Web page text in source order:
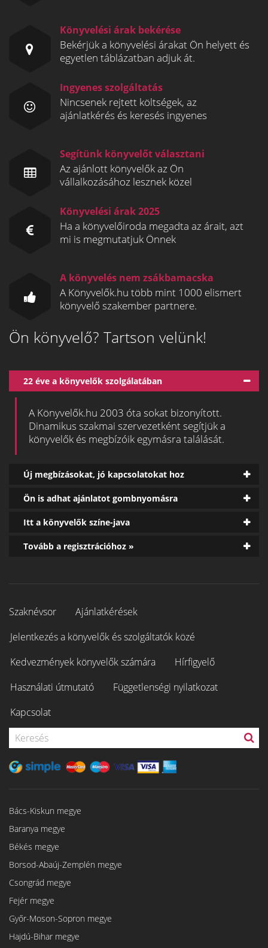
Könyvelési árak bekérése
Bekérjük a könyvelési árakat Ön helyett és
egyetlen táblázatban adjuk át.
Ingyenes szolgáltatás
Nincsenek rejtett költségek, az
ajánlatkérés és keresés ingyenes
Segítünk könyvelőt választani
Az ajánlott könyvelők az Ön
vállalkozásához lesznek közel
Könyvelési árak 2025
Ha a könyvelőiroda megadta az árait, azt
mi is megmutatjuk Önnek
A könyvelés nem zsákbamacska
A Könyvelők.hu több mint 1000 elismert
könyvelő szakember partnere.
Ön könyvelő? Tartson velünk!
22 éve a könyvelők szolgálatában
A Könyvelők.hu 2003 óta sokat bizonyított.
Dinamikus szakmai szervezetként segítjük a
könyvelők és megbízóik egymásra találását.
Új megbízásokat, jó kapcsolatokat hoz
Ön is adhat ajánlatot gombnyomásra
Itt a könyvelők színe-java
Tovább a regisztrációhoz »
Szaknévsor
Ajánlatkérések
Jelentkezés a könyvelők és szolgáltatók közé
Kedvezmények könyvelők számára
Hírfigyelő
Használati útmutató
Függetlenségi nyilatkozat
Kapcsolat
Bács-Kiskun megye
Baranya megye
Békés megye
Borsod-Abaúj-Zemplén megye
Csongrád megye
Fejér megye
Győr-Moson-Sopron megye
Hajdú-Bihar megye